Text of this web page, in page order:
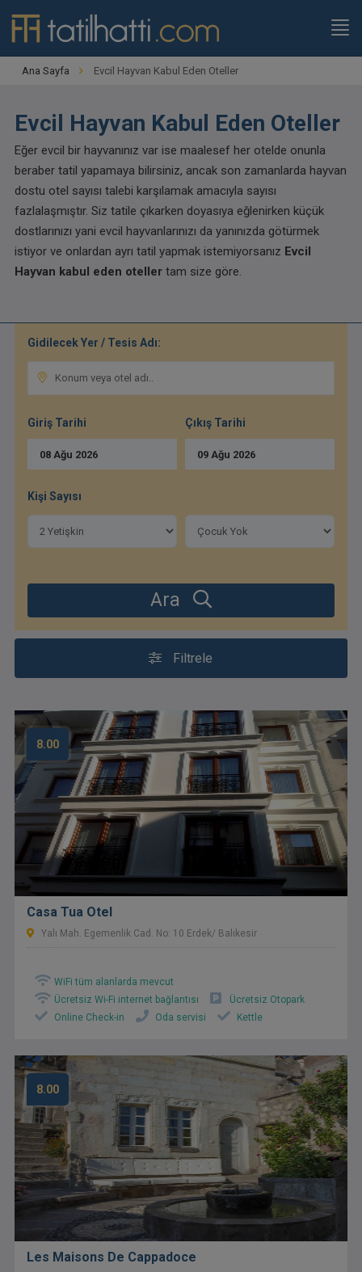
Ana Sayfa Evcil Hayvan Kabul Eden Oteller
Evcil Hayvan Kabul Eden Oteller
Eğer evcil bir hayvanınız var ise maalesef her otelde onunla
beraber tatil yapamaya bilirsiniz, ancak son zamanlarda hayvan
dostu otel sayısı talebi karşılamak amacıyla sayısı
fazlalaşmıştır. Siz tatile çıkarken doyasıya eğlenirken küçük
dostlarınızı yani evcil hayvanlarınızı da yanınızda götürmek
istiyor ve onlardan ayrı tatil yapmak istemiyorsanız Evcil
Hayvan kabul eden otellertam size göre.
Gidilecek Yer / Tesis Adı:
Giriş Tarihi
08Ağu 2026
Çıkış Tarihi
09 Ağu 2026
Kişi Sayısı
Ara
Filtrele
8.00
Casa Tua Otel
Yalı Mah. Egemenlik Cad. No: 10 Erdek/ Balıkesir
WiFi tüm alanlarda mevcut
Ücretsiz Wi-Fi internet bağlantısı
Ücretsiz Otopark
Online Check-in
Oda servisi Kettle
8.00
Les Maisons De Cappadoce